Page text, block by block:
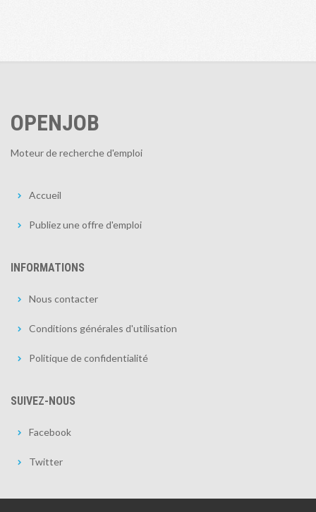
OPENJOB
Moteur de recherche d'emploi
Accueil
Publiez une offre d'emploi
INFORMATIONS
Nous contacter
Conditions générales d'utilisation
Politique de confidentialité
SUIVEZ-NOUS
Facebook
Twitter